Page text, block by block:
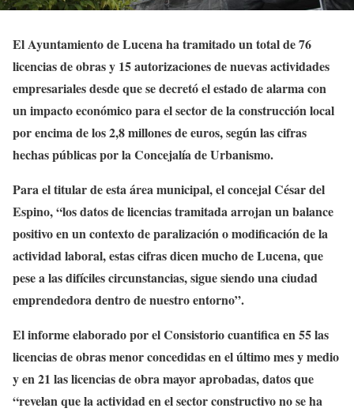
El Ayuntamiento de Lucena ha tramitado un total de 76
licencias de obras y 15 autorizaciones de nuevas actividades
empresariales desde que se decretó el estado de alarma con
un impacto económico para el sector de la construcción local
por encima de los 2,8 millones de euros, según las cifras
hechas públicas por la Concejalía de Urbanismo.
Para el titular de esta área municipal, el concejal César del
Espino, “los datos de licencias tramitada arrojan un balance
positivo en un contexto de paralización o modificación de la
actividad laboral, estas cifras dicen mucho de Lucena, que
pese a las difíciles circunstancias, sigue siendo una ciudad
emprendedora dentro de nuestro entorno”.
El informe elaborado por el Consistorio cuantifica en 55 las
licencias de obras menor concedidas en el último mes y medio
y en 21 las licencias de obra mayor aprobadas, datos que
“revelan que la actividad en el sector constructivo no se ha